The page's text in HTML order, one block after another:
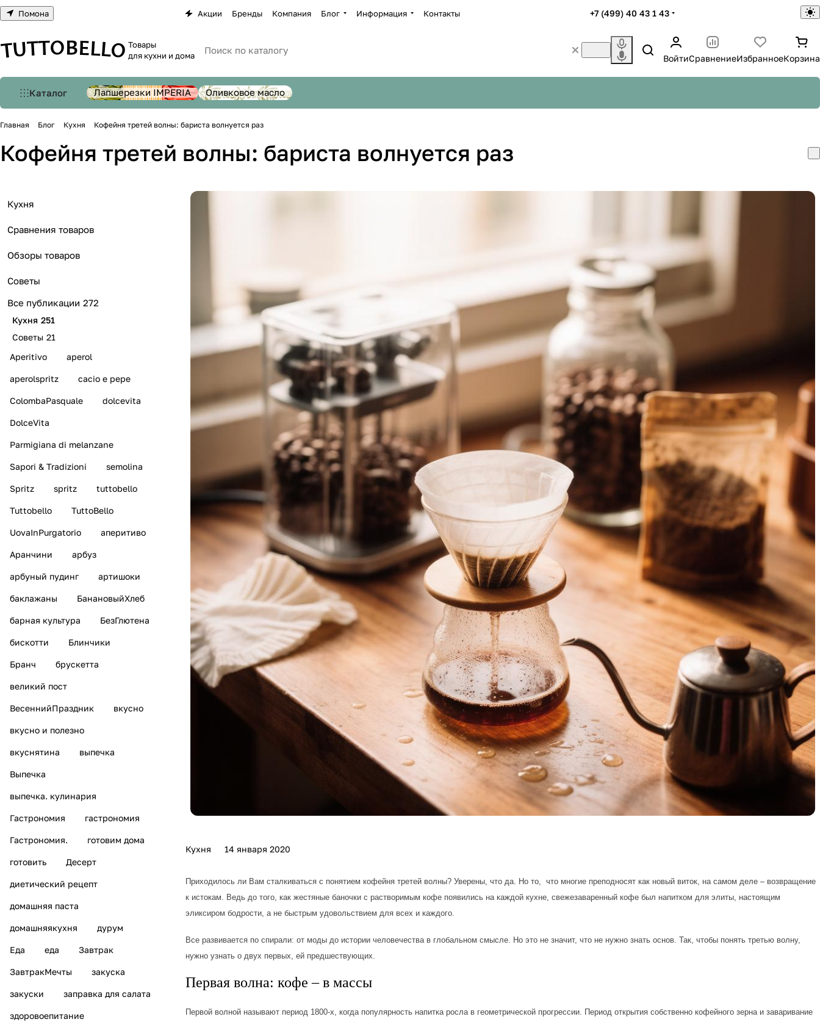
Помона Акции Бренды Компания Блог Информация Контакты +7 (499) 40 43 1 43
Товары
для кухни и дома
ВойтиСравнениеИзбранноеКорзина
Каталог Лапшерезки IMPERIA Оливковое масло
Главная Блог Кухня Кофейня третей волны: бариста волнуется раз
Кофейня третей волны: бариста волнуется раз
Кухня 14 января 2020
Приходилось ли Вам сталкиваться с понятием кофейня третей волны? Уверены, что да. Но то, что многие преподносят как новый виток, на самом деле – возвращение
к истокам. Ведь до того, как жестяные баночки с растворимым кофе появились на каждой кухне, свежезаваренный кофе был напитком для элиты, настоящим
эликсиром бодрости, а не быстрым удовольствием для всех и каждого.
Все развивается по спирали: от моды до истории человечества в глобальном смысле. Но это не значит, что не нужно знать основ. Так, чтобы понять третью волну,
нужно узнать о двух первых, ей предшествующих.
Первая волна: кофе – в массы
Первой волной называют период 1800-х, когда популярность напитка росла в геометрической прогрессии. Период открытия собственно кофейного зерна и заваривание
Кухня
Сравнения товаров
Обзоры товаров
Советы
Все публикации 272
Кухня 251
Советы 21
Aperitivo
aperol
aperolspritz cacio e pepe
ColombaPasquale dolcevita
DolceVita
Parmigiana di melanzane
Sapori & Tradizioni semolina
Spritz spritz tuttobello
Tuttobello TuttoBello
UovaInPurgatorio аперитиво
Аранчини арбуз
арбуный пудинг артишоки
баклажаны БанановыйХлеб
барная культура БезГлютена
бискотти Блинчики
Бранч брускетта
великий пост
ВесеннийПраздник вкусно
вкусно и полезно
вкуснятина выпечка
Выпечка
выпечка. кулинария
Гастрономия гастрономия
Гастрономия. готовим дома
готовить Десерт
диетический рецепт
домашняя паста
домашняякухня дурум
Еда еда Завтрак
ЗавтракМечты закуска
закуски заправка для салата
здоровоепитание